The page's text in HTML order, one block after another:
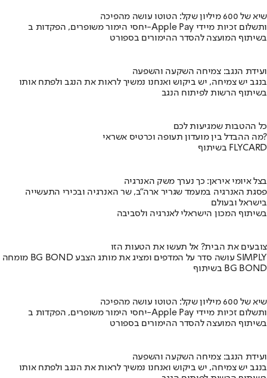
שיא של 600 מיליון שקל: הטוטו עושה מהפיכה
יחסי הימור משופרים, הפקדות ב-Apple Pay ותשלום זכיות מיידי
בשיתוף המועצה להסדר ההימורים בספורט
ועידת הנגב: צמיחה השקעה והשפעה
בנגב יש צמיחה, יש ביקוש ואנחנו נמשיך לראות את הנגב ולפתח אותו
בשיתוף הרשות לפיתוח הנגב
כל ההטבות שמגיעות לכם
מה ההבדל בין מועדון תעופה וכרטיס אשראי?
בשיתוף FLYCARD
בצל איומי איראן: כך נערך משק האנרגיה
פסגת האנרגיה במעמד שגריר ארה"ב, שר האנרגיה ובכירי התעשייה
בישראל ובעולם
בשיתוף המכון הישראלי לאנרגיה ולסביבה
צובעים את הבית? אל תעשו את הטעות הזו
מומחה BG BOND עושה סדר על המדפים ומציג את מותג הצבע SIMPLY
בשיתוף BG BOND
שיא של 600 מיליון שקל: הטוטו עושה מהפיכה
יחסי הימור משופרים, הפקדות ב-Apple Pay ותשלום זכיות מיידי
בשיתוף המועצה להסדר ההימורים בספורט
ועידת הנגב: צמיחה השקעה והשפעה
בנגב יש צמיחה, יש ביקוש ואנחנו נמשיך לראות את הנגב ולפתח אותו